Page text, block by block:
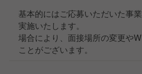
基本的にはご応募いただいた事
実施いたします。
場合により、面接場所の変更や
ことがございます。